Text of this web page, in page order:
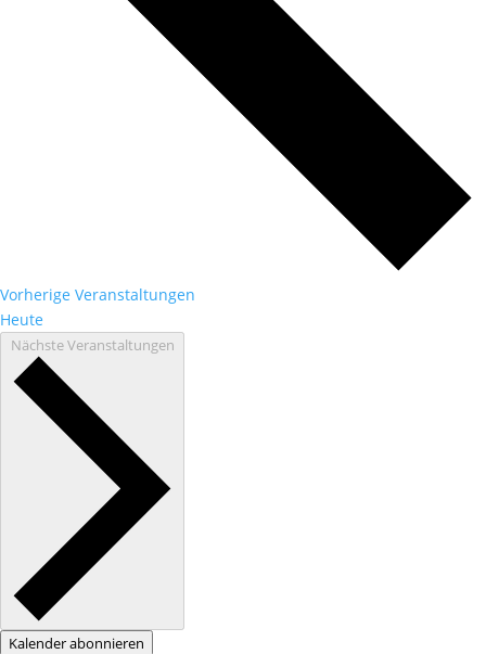
Vorherige Veranstaltungen
Heute
NächsteVeranstaltungen
Kalender abonnieren